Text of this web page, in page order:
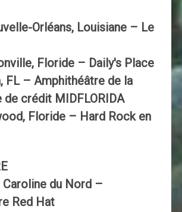
Orléans, Louisiane – Le
Floride – Daily's Place
FL – Amphithéâtre de la
crédit MIDFLORIDA
Floride – Hard Rock en
Caroline du Nord –
Red Hat